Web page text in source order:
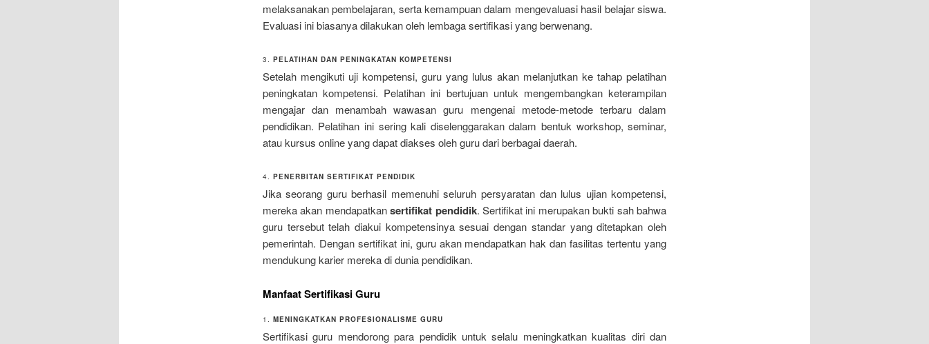
melaksanakan pembelajaran, serta kemampuan dalam mengevaluasi hasil belajar siswa.
Evaluasi ini biasanya dilakukan oleh lembaga sertifikasi yang berwenang.
3. PELATIHAN DAN PENINGKATAN KOMPETENSI
Setelah mengikuti uji kompetensi, guru yang lulus akan melanjutkan ke tahap pelatihan
peningkatan kompetensi. Pelatihan ini bertujuan untuk mengembangkan keterampilan
mengajar dan menambah wawasan guru mengenai metode-metode terbaru dalam
pendidikan. Pelatihan ini sering kali diselenggarakan dalam bentuk workshop, seminar,
atau kursus online yang dapat diakses oleh guru dari berbagai daerah.
4. PENERBITAN SERTIFIKAT PENDIDIK
Jika seorang guru berhasil memenuhi seluruh persyaratan dan lulus ujian kompetensi,
mereka akan mendapatkansertifikat pendidik. Sertifikat ini merupakan bukti sah bahwa
guru tersebut telah diakui kompetensinya sesuai dengan standar yang ditetapkan oleh
pemerintah. Dengan sertifikat ini, guru akan mendapatkan hak dan fasilitas tertentu yang
mendukung karier mereka di dunia pendidikan.
Manfaat Sertifikasi Guru
1. MENINGKATKAN PROFESIONALISME GURU
Sertifikasi guru mendorong para pendidik untuk selalu meningkatkan kualitas diri dan